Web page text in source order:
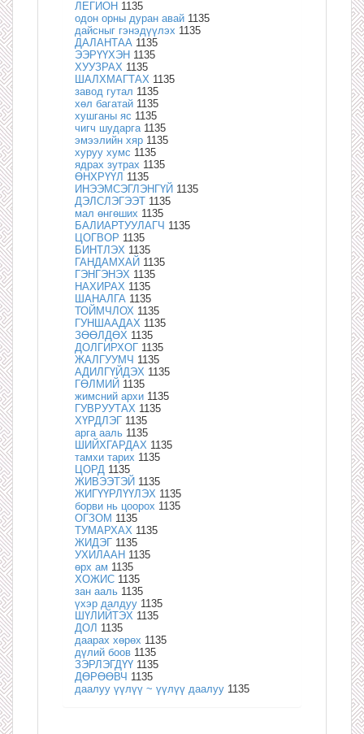
ЛЕГИОН 1135
одон орны дуран авай 1135
дайсныг гэнэдүүлэх 1135
ДАЛАНТАА 1135
ЭЭРҮҮХЭН 1135
ХУУЗРАХ 1135
ШАЛХМАГТАХ 1135
завод гутал 1135
хөл багатай 1135
хушганы яс 1135
чигч шударга 1135
эмээлийн хяр 1135
хуруу хумс 1135
ядрах зутрах 1135
ӨНХРҮҮЛ 1135
ИНЭЭМСЭГЛЭНГҮЙ 1135
ДЭЛСЛЭГЭЭТ 1135
мал өнгөших 1135
БАЛИАРТУУЛАГЧ 1135
ЦОГВОР 1135
БИНТЛЭХ 1135
ГАНДАМХАЙ 1135
ГЭНГЭНЭХ 1135
НАХИРАХ 1135
ШАНАЛГА 1135
ТОЙМЧЛОХ 1135
ГУНШААДАХ 1135
ЗӨӨЛДӨХ 1135
ДОЛГИРХОГ 1135
ЖАЛГУУМЧ 1135
АДИЛГҮЙДЭХ 1135
ГӨЛМИЙ 1135
жимсний архи 1135
ГУВРУУТАХ 1135
ХҮРДЛЭГ 1135
арга ааль 1135
ШИЙХГАРДАХ 1135
тамхи тарих 1135
ЦОРД 1135
ЖИВЭЭТЭЙ 1135
ЖИГҮҮРЛҮҮЛЭХ 1135
борви нь цоорох 1135
ОГЗОМ 1135
ТУМАРХАХ 1135
ЖИДЭГ 1135
УХИЛААН 1135
өрх ам 1135
ХОЖИС 1135
зан ааль 1135
үхэр далдуу 1135
ШҮЛИЙТЭХ 1135
ДОЛ 1135
даарах хөрөх 1135
дүлий боов 1135
ЗЭРЛЭГДҮҮ 1135
ДӨРӨӨВЧ 1135
даалуу үүлүү ~ үүлүү даалуу 1135